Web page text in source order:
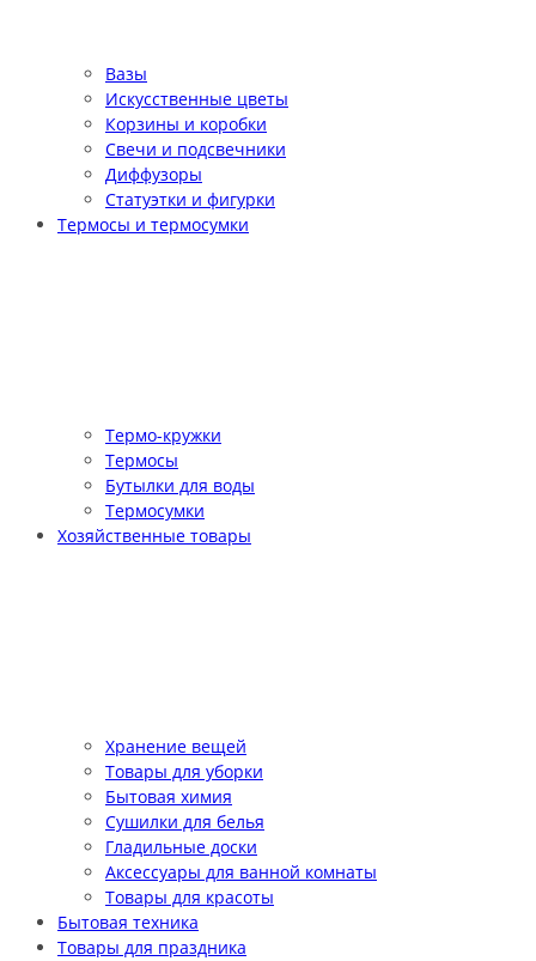
Вазы
Искусственные цветы
Корзины и коробки
Свечи и подсвечники
Диффузоры
Статуэтки и фигурки
Термосы и термосумки
Термо-кружки
Термосы
Бутылки для воды
Термосумки
Хозяйственные товары
Хранение вещей
Товары для уборки
Бытовая химия
Сушилки для белья
Гладильные доски
Аксессуары для ванной комнаты
Товары для красоты
Бытовая техника
Товары для праздника